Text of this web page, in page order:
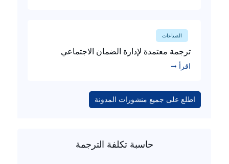
الصناعات
ترجمة معتمدة لإدارة الضمان الاجتماعي
اقرأ ➞
اطلع على جميع منشورات المدونة
حاسبة تكلفة الترجمة